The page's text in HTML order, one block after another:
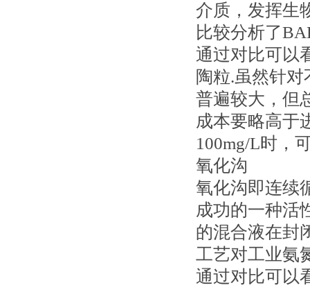
介质，发挥生
比较分析了
通过对比可以
陶粒.虽然针
普遍较大，但
成本要略高于
100mg/L时，
氧化沟
氧化沟即连续
成功的一种活
的混合液在封
工艺对工业氨
通过对比可以